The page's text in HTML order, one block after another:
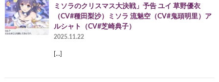
ミソラのクリスマス大決戦」予告 ユイ 草野優衣
（CV#種田梨沙）ミソラ 流魅空（CV#鬼頭明里）ア
ルシャト（CV#芝崎典子）
2025.11.22
[…]